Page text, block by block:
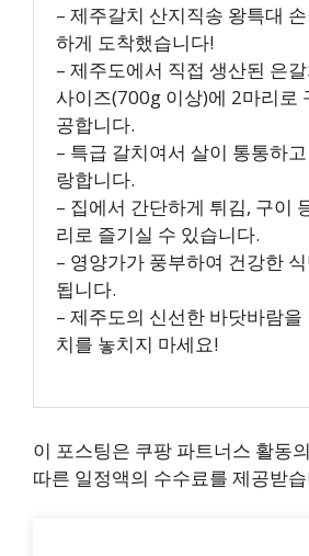
– 제주갈치 산지직송 왕특대
하게 도착했습니다!
– 제주도에서 직접 생산된 은
사이즈(700g 이상)에 2마리로
공합니다.
– 특급 갈치여서 살이 통통하
랑합니다.
– 집에서 간단하게 튀김, 구이
리로 즐기실 수 있습니다.
– 영양가가 풍부하여 건강한
됩니다.
– 제주도의 신선한 바닷바람
치를 놓치지 마세요!
이 포스팅은 쿠팡 파트너스 활동
따른 일정액의 수수료를 제공받